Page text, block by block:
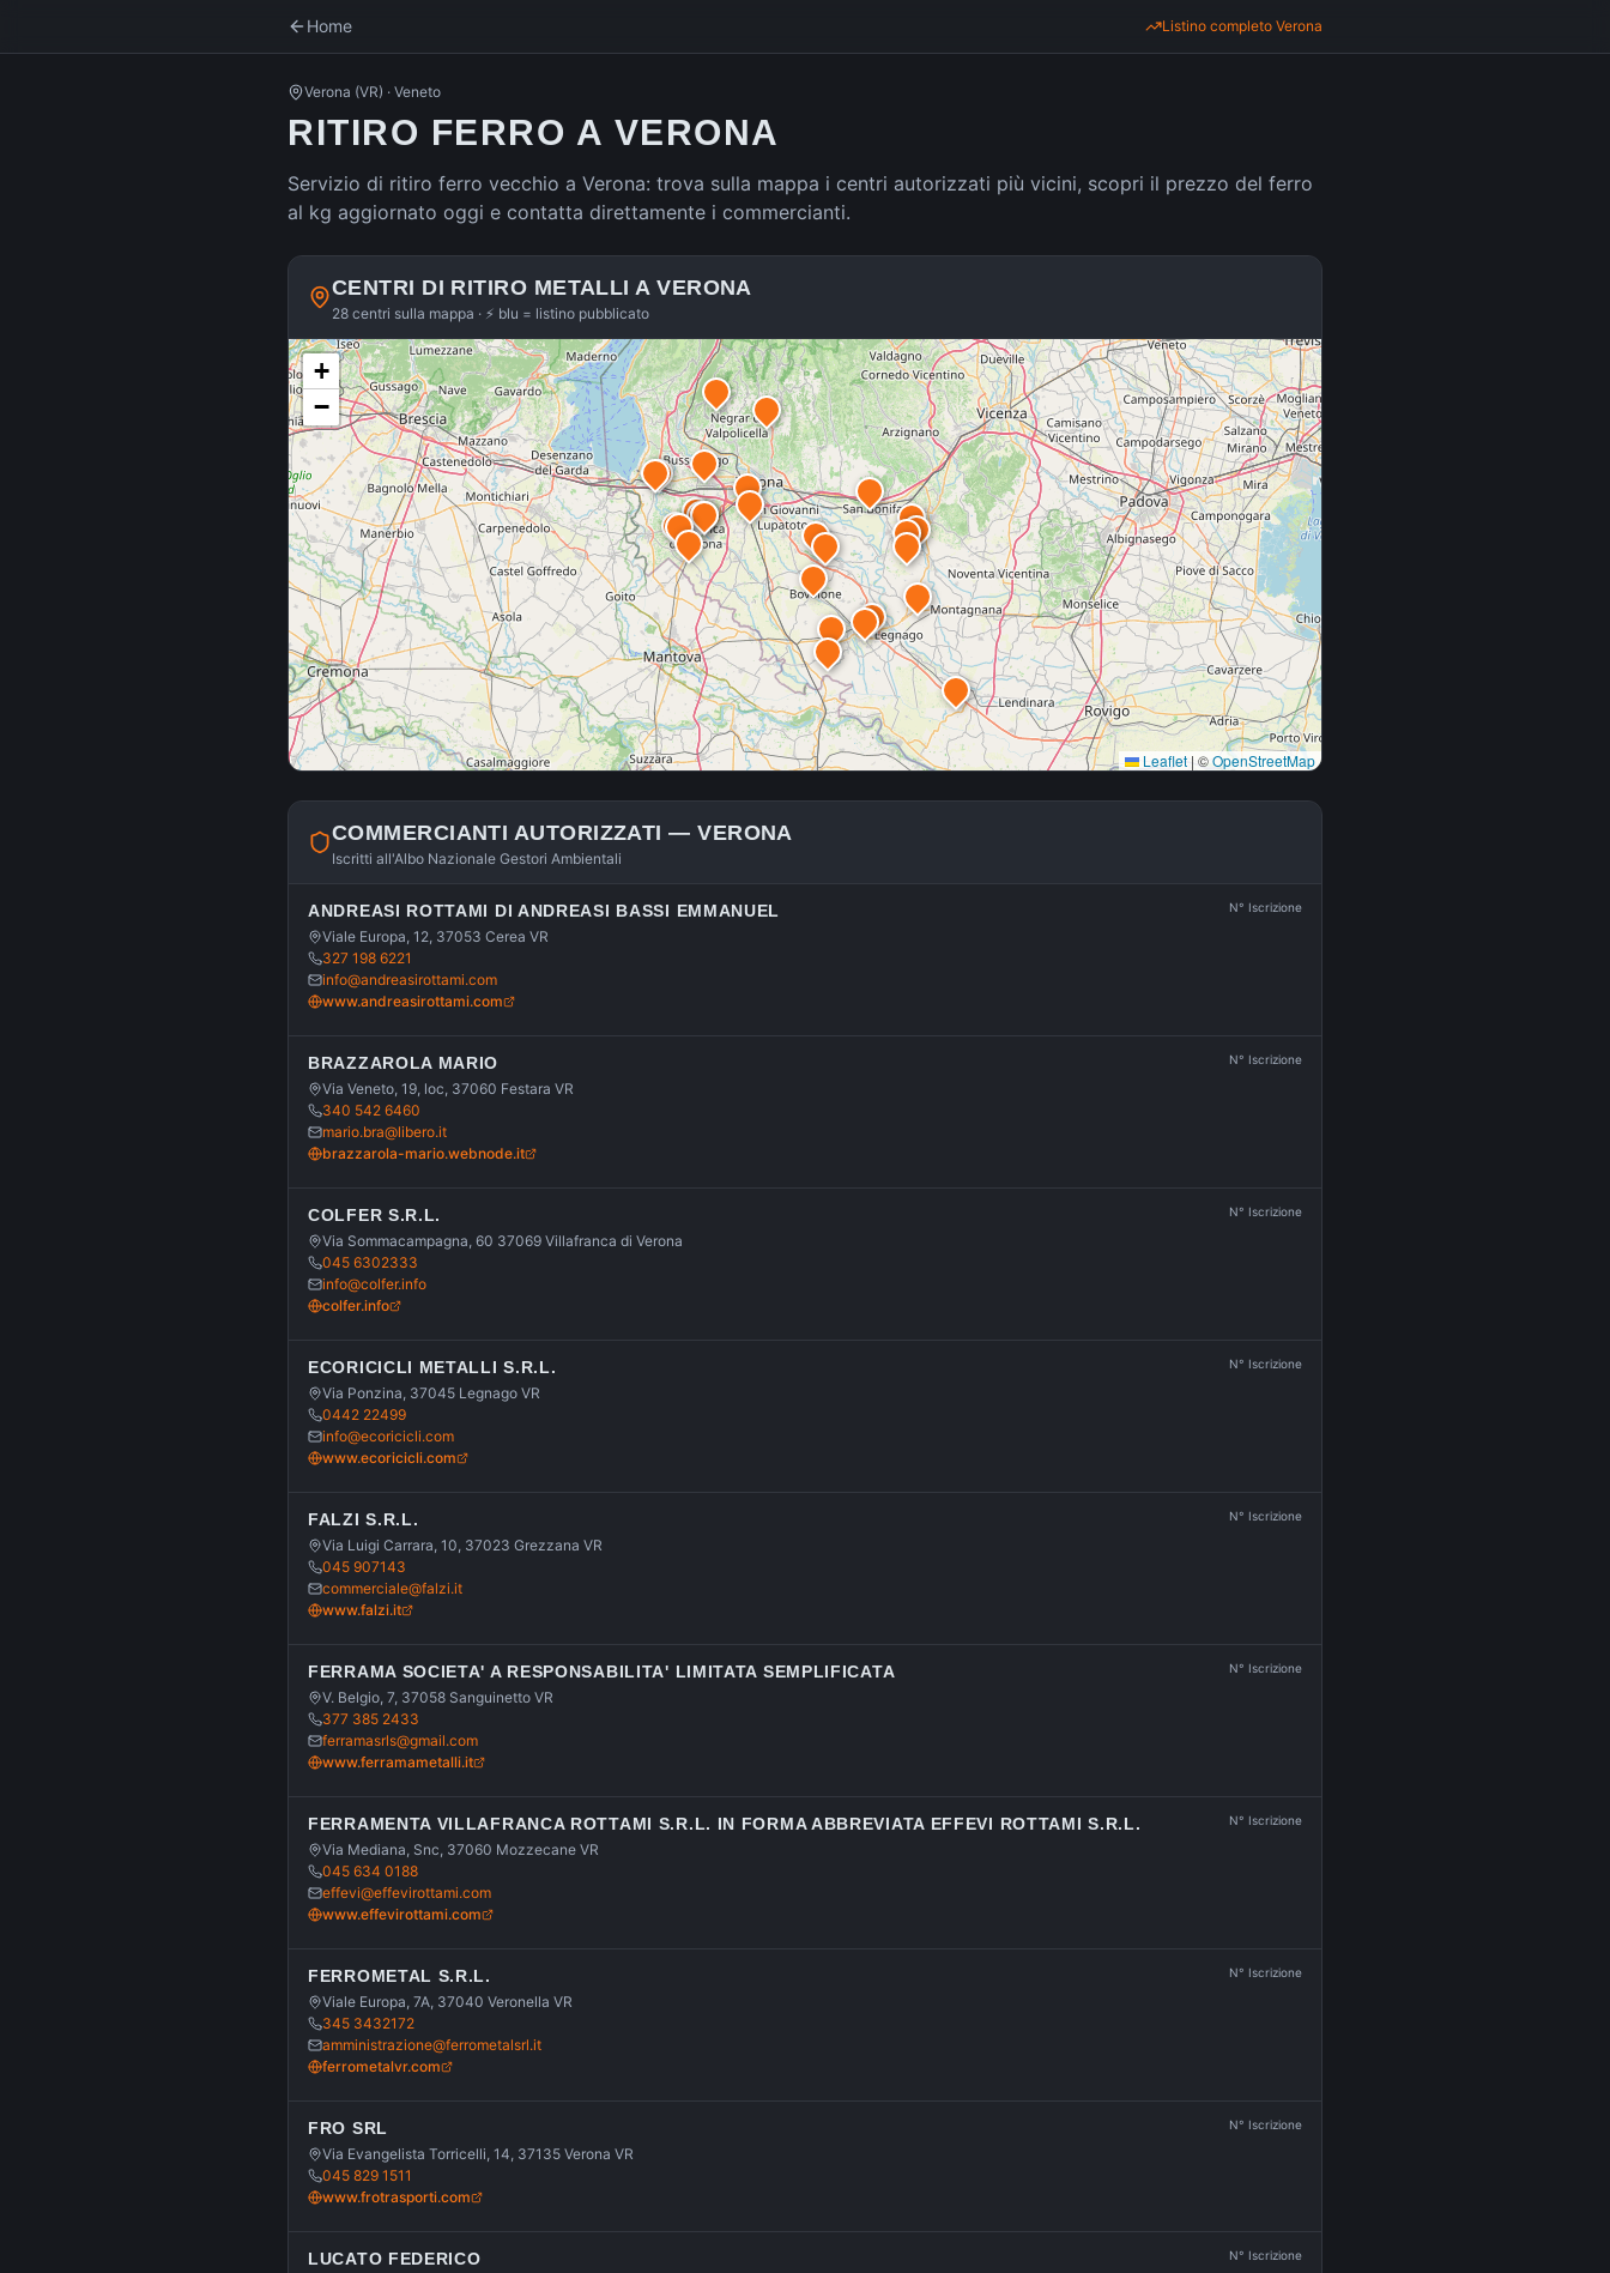
Home Listino completo Verona
Verona (VR) · Veneto
RITIRO FERRO A VERONA
Servizio di ritiro ferro vecchio a Verona: trova sulla mappa i centri autorizzati più vicini, scopri il prezzo del ferro
al kg aggiornato oggi e contatta direttamente i commercianti.
CENTRI DI RITIRO METALLI AVERONA
28 centri sulla mappa · ⚡ blu = listino pubblicato
+
−
Leaflet | ©OpenStreetMap
COMMERCIANTI AUTORIZZATI —VERONA
Iscritti all'Albo Nazionale Gestori Ambientali
ANDREASI ROTTAMI DI ANDREASI BASSI EMMANUEL
Viale Europa, 12, 37053 Cerea VR
327 198 6221
info@andreasirottami.com
www.andreasirottami.com
N° Iscrizione
BRAZZAROLA MARIO
Via Veneto, 19, loc, 37060 Festara VR
340 542 6460
mario.bra@libero.it
brazzarola-mario.webnode.it
N° Iscrizione
COLFER S.R.L.
Via Sommacampagna, 60 37069 Villafranca di Verona
045 6302333
info@colfer.info
colfer.info
N° Iscrizione
ECORICICLI METALLI S.R.L.
Via Ponzina, 37045 Legnago VR
0442 22499
info@ecoricicli.com
www.ecoricicli.com
N° Iscrizione
FALZI S.R.L.
Via Luigi Carrara, 10, 37023 Grezzana VR
045 907143
commerciale@falzi.it
www.falzi.it
N° Iscrizione
FERRAMA SOCIETA' A RESPONSABILITA' LIMITATA SEMPLIFICATA
V. Belgio, 7, 37058 Sanguinetto VR
377 385 2433
ferramasrls@gmail.com
www.ferramametalli.it
N° Iscrizione
FERRAMENTA VILLAFRANCA ROTTAMI S.R.L. IN FORMA ABBREVIATA EFFEVI ROTTAMI S.R.L.
Via Mediana, Snc, 37060 Mozzecane VR
045 634 0188
effevi@effevirottami.com
www.effevirottami.com
N° Iscrizione
FERROMETAL S.R.L.
Viale Europa, 7A, 37040 Veronella VR
345 3432172
amministrazione@ferrometalsrl.it
ferrometalvr.com
N° Iscrizione
FRO SRL
Via Evangelista Torricelli, 14, 37135 Verona VR
045 829 1511
www.frotrasporti.com
N° Iscrizione
LUCATO FEDERICO N° Iscrizione